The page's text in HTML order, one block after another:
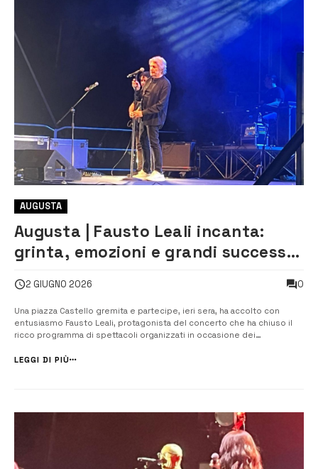
AUGUSTA
Augusta | Fausto Leali incanta:
grinta, emozioni e grandi successi
di San Domenico
2 GIUGNO 2026 0
Una piazza Castello gremita e partecipe, ieri sera, ha accolto con
entusiasmo Fausto Leali, protagonista del concerto che ha chiuso il
ricco programma di spettacoli organizzati in occasione dei
celebre artista ha regalato al pubblico circa due ore di musica e
LEGGI DI PIÙ